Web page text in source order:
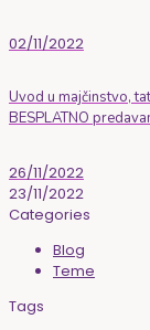
02/11/2022
Uvod u majčinstvo,
BESPLATNO
26/11/2022
23/11/2022
Categories
Blog
Teme
Tags